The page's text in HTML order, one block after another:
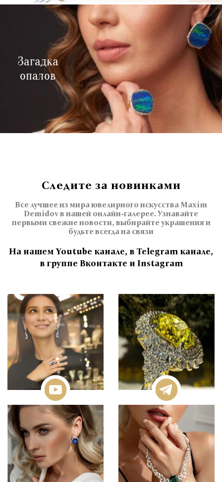
Загадка
опалов
Следите за новинками
Все лучшее из мира ювелирного искусства Maxim
Demidov в нашей онлайн-галерее. Узнавайте
первыми свежие новости, выбирайте украшения и
будьте всегда на связи
На нашем Youtube канале, в Telegram канале,
в группе Вконтакте и Instagram